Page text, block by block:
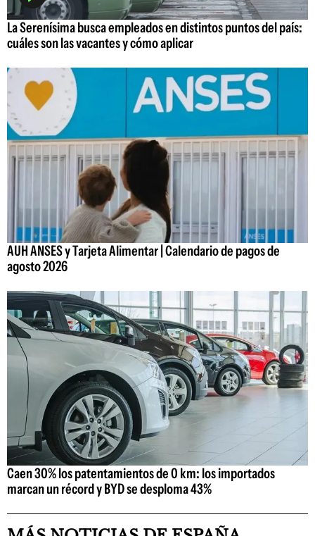
La Serenísima busca empleados en distintos puntos del país:
cuáles son las vacantes y cómo aplicar
AUH ANSES y Tarjeta Alimentar | Calendario de pagos de
agosto 2026
Caen 30% los patentamientos de 0 km: los importados
marcan un récord y BYD se desploma 43%